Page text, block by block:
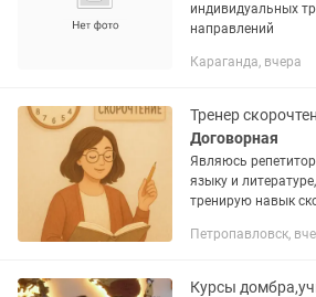
индивидуальных
направлений
Караганда, вчера
Договорная
Являюсь
языку и
тренирую навык
Занимаюсь
Петропавловск,